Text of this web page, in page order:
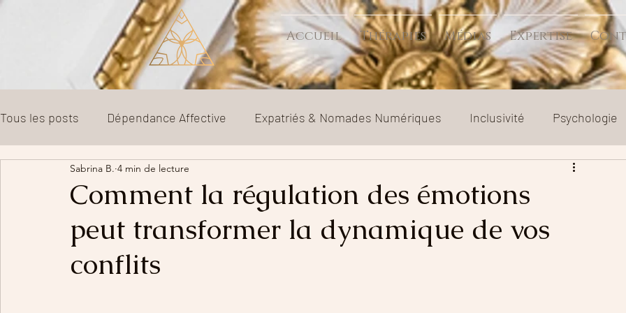
Accueil Thérapies Médias Expertise
Tous les posts Dépendance Affective Expatriés & Nomades Numériques Inclusivité Psychologie
Sexologie Couple Parentalité
Comment la régulation des émotions
peut transformer la dynamique de vos
conflits
Sabrina B. 4 min de lecture